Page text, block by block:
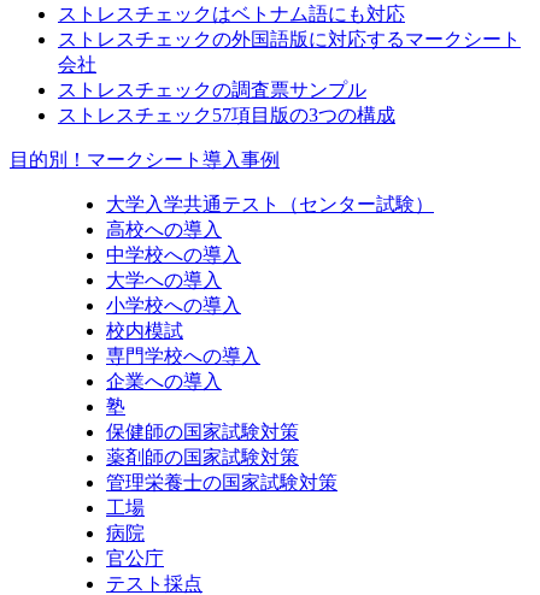
ストレスチェックはベトナム語にも対応
ストレスチェックの外国語版に対応するマークシート
会社
ストレスチェックの調査票サンプル
ストレスチェック57項目版の3つの構成
目的別！マークシート導入事例
大学入学共通テスト（センター試験）
高校への導入
中学校への導入
大学への導入
小学校への導入
校内模試
専門学校への導入
企業への導入
塾
保健師の国家試験対策
薬剤師の国家試験対策
管理栄養士の国家試験対策
工場
病院
官公庁
テスト採点